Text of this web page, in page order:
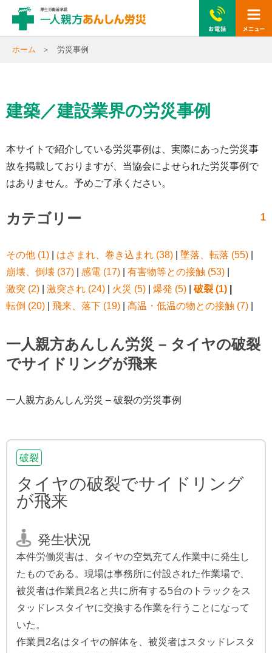
ホーム 労災事例
建築／建設業界の労災事例
本サイトで紹介している労災事例は、実際にあった労災事
故を掲載しておりますが、当協会によせられた労災事例で
はありません。予めご了承ください。
1
カテゴリー
その他 (1) はさまれ、巻き込まれ (38) 墜落、転落 (55)
崩壊、倒壊 (37)
感電 (17) 有害物等との接触 (53)
激突 (2)
激突され (24) 火災 (5) 爆発 (5) 破裂 (1)
転倒 (20)
飛来、落下 (19) 高温・低温の物との接触 (7)
一人親方あんしん労災 – タイヤの破裂
でサイドリングが飛来
一人親方あんしん労災 – 破裂の労災事例
破裂
タイヤの破裂でサイドリング
が飛来
発生状況
本件労働災害は、タイヤの空気充てん作業中に発生し
たものである。現場は事務所に付設された作業場で、
被災者は作業員2名と共に所有する5台のトラックをス
タッドレスタイヤに交換する作業を行うことになって
いた。
作業員2名はタイヤの解体を、被災者はスタッドレスタ